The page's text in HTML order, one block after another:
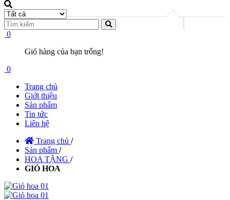
0
Giỏ hàng của bạn trống!
0
Trang chủ
Giới thiệu
Sản phẩm
Tin tức
Liên hệ
Trang chủ /
Sản phẩm /
HOA TẶNG /
GIỎ HOA